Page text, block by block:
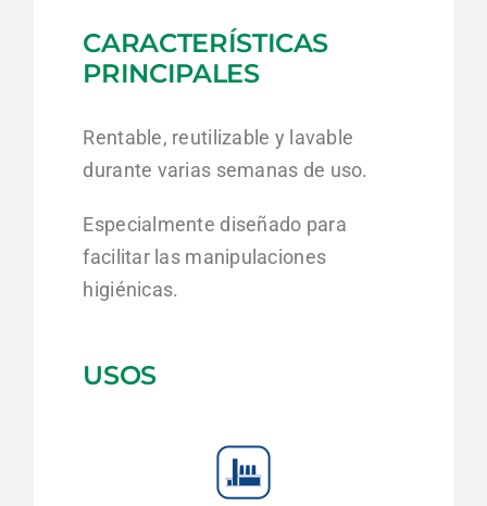
CARACTERÍSTICAS
PRINCIPALES
Rentable, reutilizable y lavable
durante varias semanas de uso.
Especialmente diseñado para
facilitar las manipulaciones
higiénicas.
USOS